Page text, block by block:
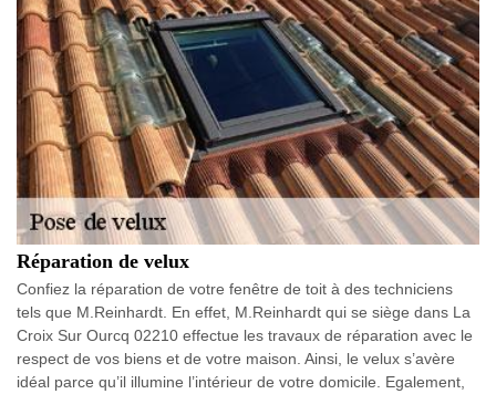
Réparation de velux
Confiez la réparation de votre fenêtre de toit à des techniciens
tels que M.Reinhardt. En effet, M.Reinhardt qui se siège dans La
Croix Sur Ourcq 02210 effectue les travaux de réparation avec le
respect de vos biens et de votre maison. Ainsi, le velux s’avère
idéal parce qu’il illumine l’intérieur de votre domicile. Egalement,